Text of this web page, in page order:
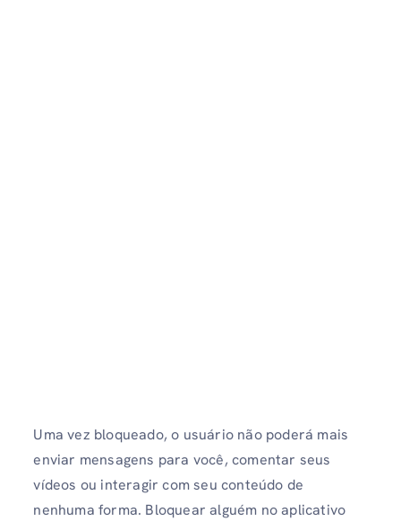
Uma vez bloqueado, o usuário não poderá mais
enviar mensagens para você, comentar seus
vídeos ou interagir com seu conteúdo de
nenhuma forma. Bloquear alguém no aplicativo